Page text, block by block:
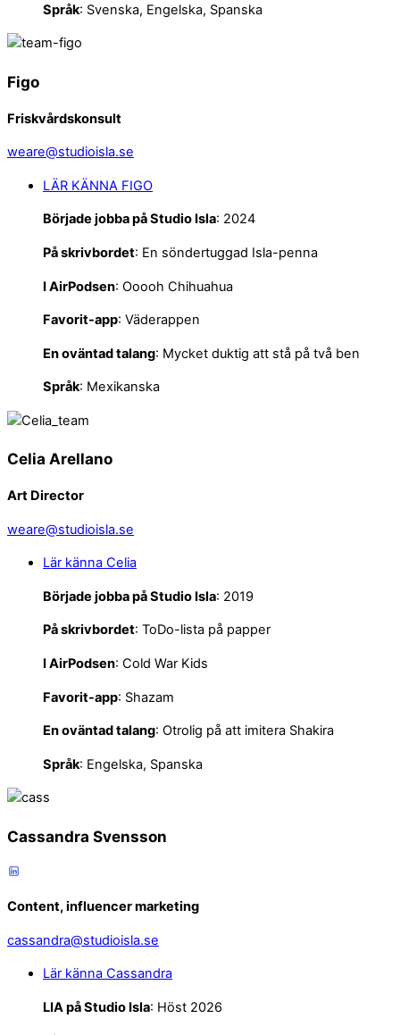
Språk: Svenska, Engelska, Spanska
Figo
Friskvårdskonsult
weare@studioisla.se
LÄR KÄNNA FIGO
Började jobba på Studio Isla: 2024
På skrivbordet: En söndertuggad Isla-penna
IAirPodsen: Ooooh Chihuahua
Favorit-app: Väderappen
En oväntad talang: Mycket duktig att stå på två ben
Språk: Mexikanska
Celia Arellano
Art Director
weare@studioisla.se
Lär känna Celia
Började jobba på Studio Isla: 2019
På skrivbordet: ToDo-lista på papper
IAirPodsen: Cold War Kids
Favorit-app: Shazam
En oväntad talang: Otrolig på att imitera Shakira
Språk: Engelska, Spanska
Cassandra Svensson
Content, influencer marketing
cassandra@studioisla.se
Lär känna Cassandra
LIA på Studio Isla: Höst 2026